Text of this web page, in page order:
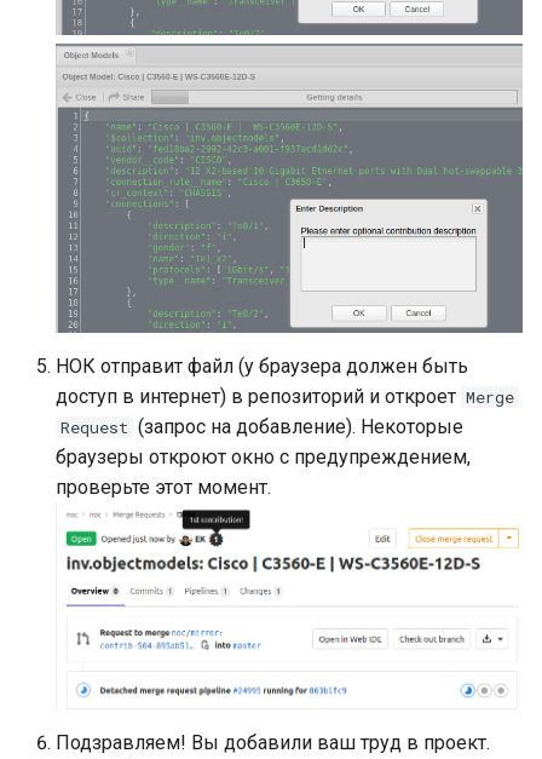
НОК отправит файл (у браузера должен быть
доступ в интернет) в репозиторий и откроет Merge
Request (запрос на добавление). Некоторые
браузеры откроют окно с предупреждением,
проверьте этот момент.
Подзравляем! Вы добавили ваш труд в проект.